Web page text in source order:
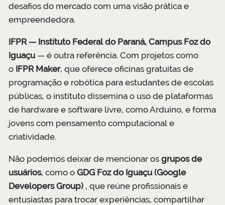
desafios do mercado com uma visão prática e
empreendedora.
IFPR — Instituto Federal do Paraná, Campus Foz do
Iguaçu — é outra referência. Com projetos como
o IFPR Maker, que oferece oficinas gratuitas de
programação e robótica para estudantes de escolas
públicas, o instituto dissemina o uso de plataformas
de hardware e software livre, como Arduino, e forma
jovens com pensamento computacional e
criatividade.
Não podemos deixar de mencionar os grupos de
usuários, como o GDG Foz do Iguaçu (Google
Developers Group) , que reúne profissionais e
entusiastas para trocar experiências, compartilhar